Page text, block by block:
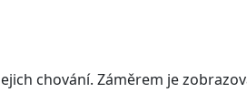
chování. Záměrem je